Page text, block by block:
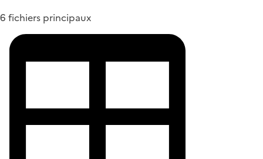
6 fichiers principaux